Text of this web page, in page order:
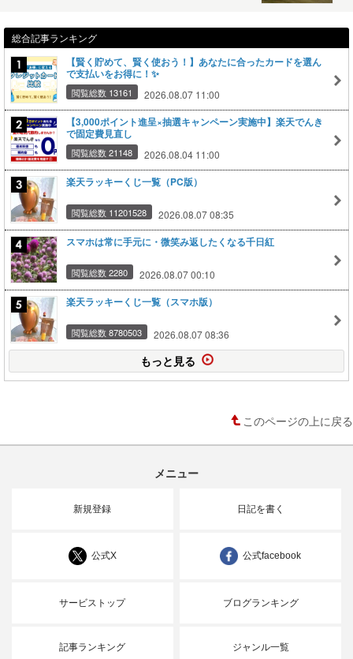
総合記事ランキング
【賢く貯めて、賢く使おう！】あなたに合ったカードを選ん
で支払いをお得に！✨
閲覧総数 13161 2026.08.07 11:00
【3,000ポイント進呈×抽選キャンペーン実施中】楽天でんき
で固定費見直し
閲覧総数 21148 2026.08.04 11:00
楽天ラッキーくじ一覧（PC版）
閲覧総数 11201528 2026.08.07 08:35
スマホは常に手元に・微笑み返したくなる千日紅
閲覧総数 2280 2026.08.07 00:10
楽天ラッキーくじ一覧（スマホ版）
閲覧総数 8780503 2026.08.07 08:36
もっと見る
このページの上に戻る
メニュー
新規登録 日記を書く
公式X 公式facebook
サービストップ ブログランキング
記事ランキング ジャンル一覧